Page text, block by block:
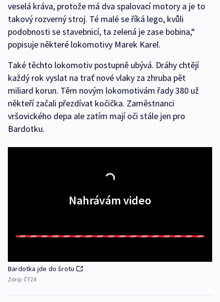
veselá kráva, protože má dva spalovací motory a je to
takový rozverný stroj. Té malé se říká lego, kvůli
podobnosti se stavebnicí, ta zelená je zase bobina,“
popisuje některé lokomotivy Marek Karel.
Také těchto lokomotiv postupně ubývá. Dráhy chtějí
každý rok vyslat na trať nové vlaky za zhruba pět
miliard korun. Těm novým lokomotivám řady 380 už
někteří začali přezdívat kočička. Zaměstnanci
vršovického depa ale zatím mají oči stále jen pro
Bardotku.
Nahrávám video
Bardotka jde do šrotu
Zdroj: ČT24